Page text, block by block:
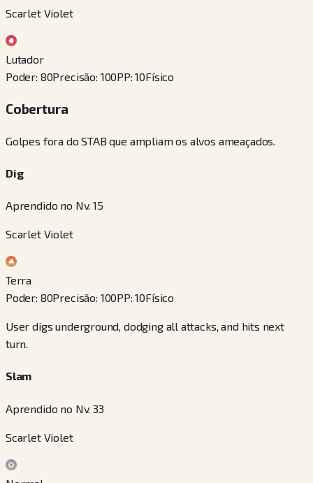
Scarlet Violet
Lutador
Poder: 80Precisão: 100PP:10Físico
Cobertura
Golpes fora do STAB que ampliam os alvos ameaçados.
Dig
Aprendido no Nv. 15
Scarlet Violet
Terra
Poder: 80Precisão: 100PP:10Físico
User digs underground, dodging all attacks, and hits next
turn.
Slam
Aprendido no Nv. 33
Scarlet Violet